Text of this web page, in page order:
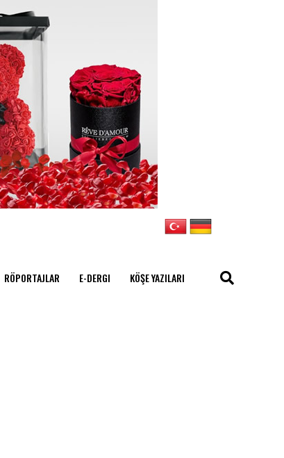
RÖPORTAJLAR E-DERGI KÖŞE YAZILARI